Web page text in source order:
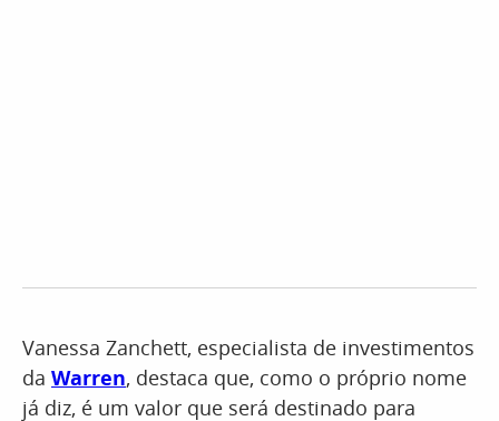
Vanessa Zanchett, especialista de investimentos
da Warren, destaca que, como o próprio nome
já diz, é um valor que será destinado para